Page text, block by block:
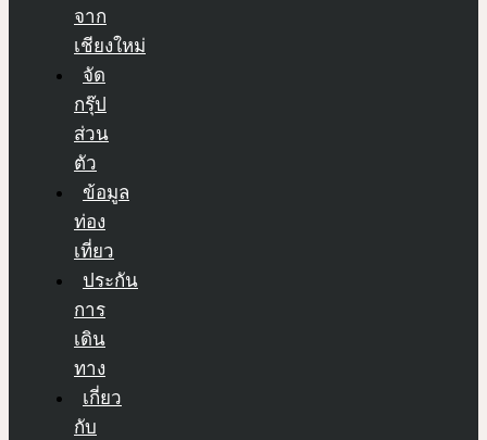
จาก
เชียงใหม่
จัด
กรุ๊ป
ส่วน
ตัว
ข้อมูล
ท่อง
เที่ยว
ประกัน
การ
เดิน
ทาง
เกี่ยว
กับ